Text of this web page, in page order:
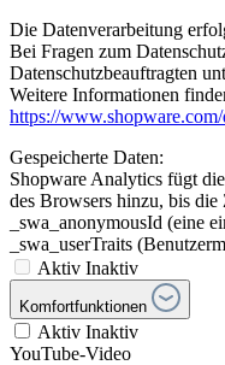
Die Datenverarbeitung
Bei Fragen zum
Datenschutzbeauftragten
Weitere Informationen
https://
Gespeicherte Daten:
Shopware Analytics fügt
des Browsers hinzu, bis
_swa_anonymousId (eine
_swa_userTraits
Aktiv Inaktiv
Komfortfunktionen
Aktiv Inaktiv
YouTube-Video